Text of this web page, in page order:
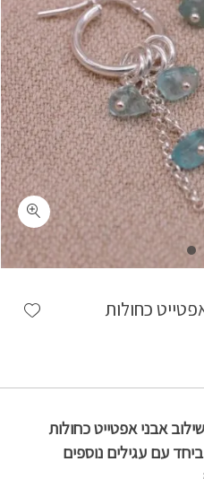
כחולות
אבני אפטייט כחולות
עם עגילים נוספים